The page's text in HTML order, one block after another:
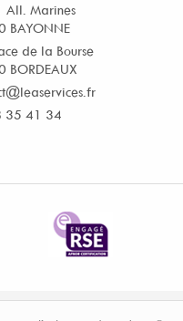
All. Marines
BAYONNE
de la Bourse
BORDEAUX
35 41 34